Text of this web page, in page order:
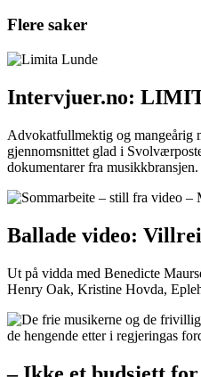
Flere saker
Intervjuer.no:
Advokatfullmektig og mangeårig
gjennomsnittet glad i
dokumentarer fra musikkbransjen.
Ballade video:
Ut på vidda med Benedicte
Henry Oak, Kristine Hovda,